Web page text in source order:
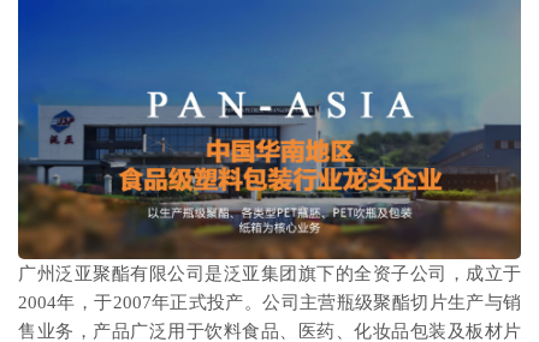
广州泛亚聚酯有限公司是泛亚集团旗下的全资子公司，成立于
2004年，于2007年正式投产。公司主营瓶级聚酯切片生产与销
售业务，产品广泛用于饮料食品、医药、化妆品包装及板材片